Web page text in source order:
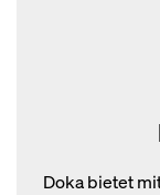
Doka bietet